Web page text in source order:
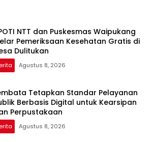
NTT dan Puskesmas Waipukang
Pemeriksaan Kesehatan Gratis di
Dulitukan
Agustus 8, 2026
Tetapkan Standar Pelayanan
Berbasis Digital untuk Kearsipan
Perpustakaan
Agustus 8, 2026